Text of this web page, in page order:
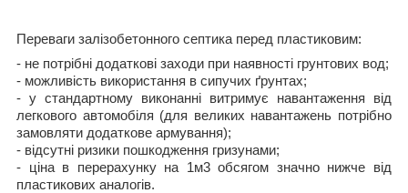
Переваги залізобетонного септика перед пластиковим:
- не потрібні додаткові заходи при наявності грунтових вод;
- можливість використання в сипучих ґрунтах;
- у стандартному виконанні витримує навантаження від
легкового автомобіля (для великих навантажень потрібно
замовляти додаткове армування);
- відсутні ризики пошкодження гризунами;
- ціна в перерахунку на 1м3обсягом значно нижче від
пластикових аналогів.